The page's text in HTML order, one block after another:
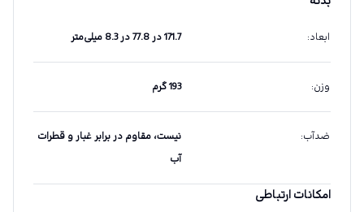
ابعاد: 171.7 در 77.8 در 8.3 میلی‌متر
وزن: 193 گرم
ضدآب:
نیست، مقاوم در برابر غبار و قطرات
آب
امکانات ارتباطی